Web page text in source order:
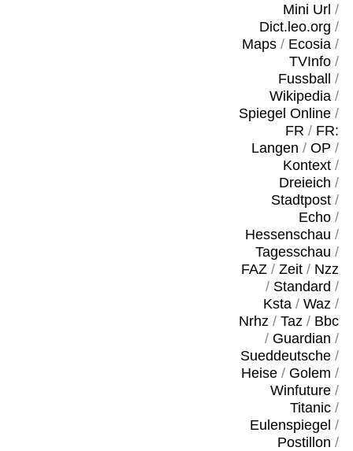
Mini Url /
Dict.leo.org /
Maps/ Ecosia/
TVInfo/
Fussball
/
Wikipedia/
Spiegel Online/
FR / FR:
Langen / OP /
Kontext/
Dreieich /
Stadtpost/
Echo/
Hessenschau /
Tagesschau /
FAZ/ Zeit/ Nzz
/ Standard /
Ksta/ Waz/
Nrhz/ Taz/ Bbc
/ Guardian /
Sueddeutsche/
Heise/ Golem /
Winfuture/
Titanic/
Eulenspiegel /
Postillon /